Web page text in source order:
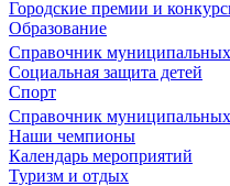
Городские премии и
Образование
Справочник
Социальная защита детей
Спорт
Справочник
Наши чемпионы
Календарь мероприятий
Туризм и отдых